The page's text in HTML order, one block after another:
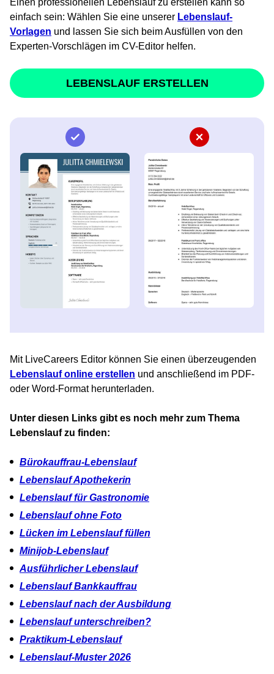
Einen professionellen Lebenslauf zu erstellen kann so
einfach sein: Wählen Sie eine unserer Lebenslauf-
Vorlagen und lassen Sie sich beim Ausfüllen von den
Experten-Vorschlägen im CV-Editor helfen.
LEBENSLAUF ERSTELLEN
Mit LiveCareers Editor können Sie einen überzeugenden
Lebenslauf online erstellen und anschließend im PDF-
oder Word-Format herunterladen.
Unter diesen Links gibt es noch mehr zum Thema
Lebenslauf zu finden:
Bürokauffrau-Lebenslauf
Lebenslauf Apothekerin
Lebenslauf für Gastronomie
Lebenslauf ohne Foto
Lücken im Lebenslauf füllen
Minijob-Lebenslauf
Ausführlicher Lebenslauf
Lebenslauf Bankkauffrau
Lebenslauf nach der Ausbildung
Lebenslauf unterschreiben?
Praktikum-Lebenslauf
Lebenslauf-Muster 2026